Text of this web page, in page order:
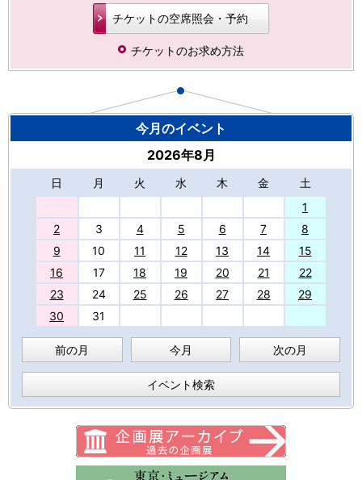
チケットの空席照会・予約
チケットのお求め方法
今月のイベント
2026年8月
日 月 火 水 木 金
土
1
2
3 4 5 6 7
8
9
10 11 12 13 14
15
16
17 18 19 20 21
22
23
24 25 26 27 28
29
30
31
前の月 今月 次の月
イベント検索